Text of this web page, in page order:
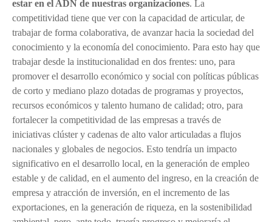
estar en el ADN de nuestras organizaciones. La
competitividad tiene que ver con la capacidad de articular, de
trabajar de forma colaborativa, de avanzar hacia la sociedad del
conocimiento y la economía del conocimiento. Para esto hay que
trabajar desde la institucionalidad en dos frentes: uno, para
promover el desarrollo económico y social con políticas públicas
de corto y mediano plazo dotadas de programas y proyectos,
recursos económicos y talento humano de calidad; otro, para
fortalecer la competitividad de las empresas a través de
iniciativas clúster y cadenas de alto valor articuladas a flujos
nacionales y globales de negocios. Esto tendría un impacto
significativo en el desarrollo local, en la generación de empleo
estable y de calidad, en el aumento del ingreso, en la creación de
empresa y atracción de inversión, en el incremento de las
exportaciones, en la generación de riqueza, en la sostenibilidad